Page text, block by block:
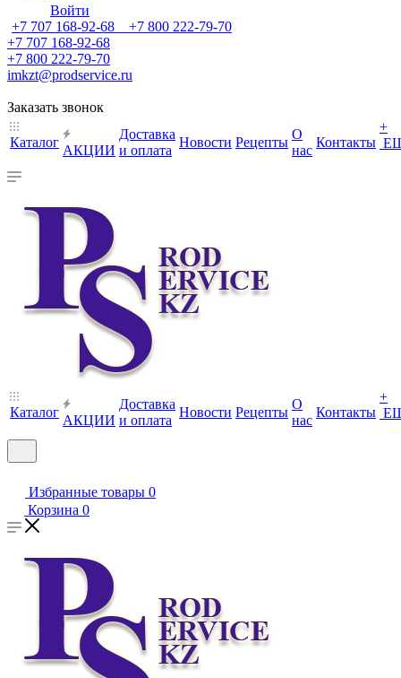
Войти
+7 707 168-92-68 +7 800 222-79-70
+7 707 168-92-68
+7 800 222-79-70
imkzt@prodservice.ru
Заказать звонок
Каталог
АКЦИИ
Доставка
и оплата
Новости Рецепты
О
нас
Контакты
+
Каталог
АКЦИИ
Доставка
и оплата
Новости Рецепты
О
нас
Контакты
+
Избранные товары 0
Корзина 0